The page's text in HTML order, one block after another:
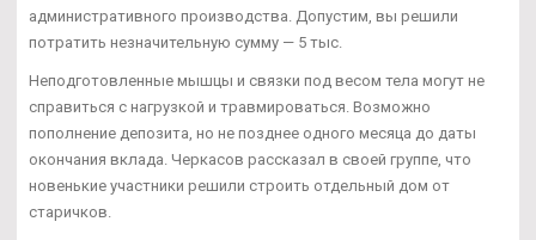
административного производства. Допустим, вы решили
потратить незначительную сумму — 5 тыс.
Неподготовленные мышцы и связки под весом тела могут не
справиться с нагрузкой и травмироваться. Возможно
пополнение депозита, но не позднее одного месяца до даты
окончания вклада. Черкасов рассказал в своей группе, что
новенькие участники решили строить отдельный дом от
старичков.